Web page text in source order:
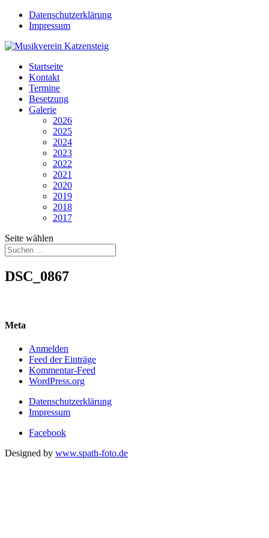
Datenschutzerklärung
Impressum
Startseite
Kontakt
Termine
Besetzung
Galerie
2026
2025
2024
2023
2022
2021
2020
2019
2018
2017
Seite wählen
DSC_0867
Meta
Anmelden
Feed der Einträge
Kommentar-Feed
WordPress.org
Datenschutzerklärung
Impressum
Facebook
Designed by www.spath-foto.de